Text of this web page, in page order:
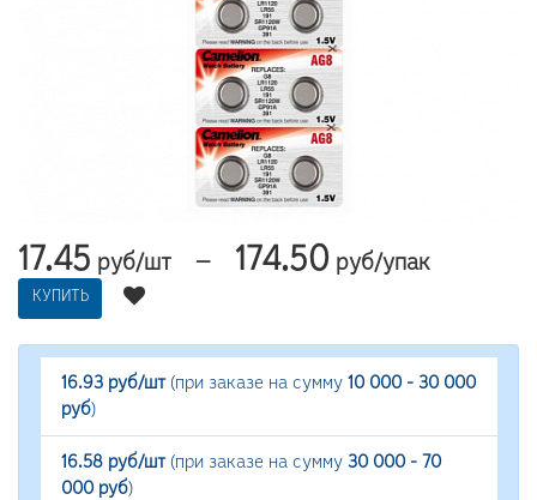
17.45 руб/шт — 174.50 руб/упак
КУПИТЬ
16.93 руб/шт(при заказе на сумму 10 000 - 30 000
руб)
16.58 руб/шт(при заказе на сумму 30 000 - 70
000 руб)